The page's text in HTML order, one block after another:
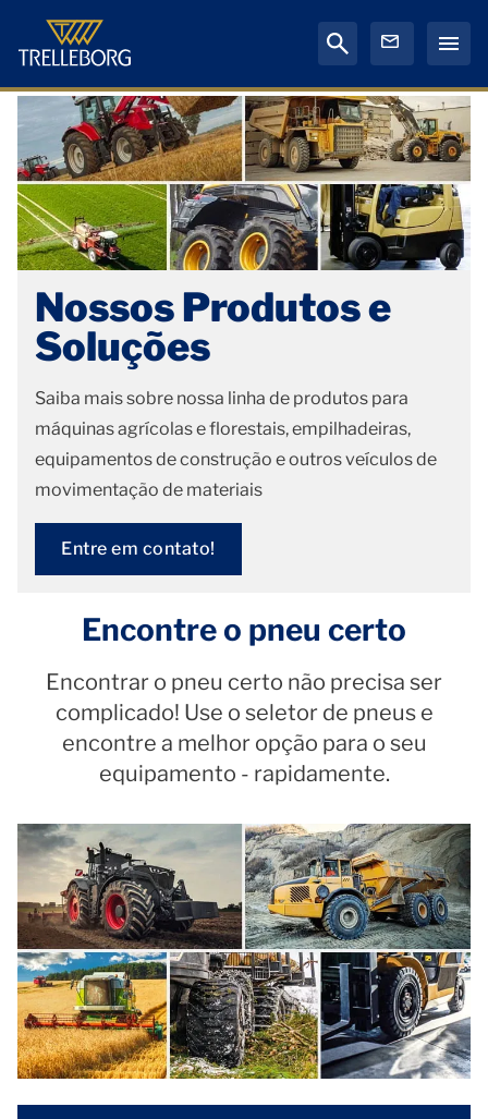
Nossos Produtos e
Soluções
Saiba mais sobre nossa linha de produtos para
máquinas agrícolas e florestais, empilhadeiras,
equipamentos de construção e outros veículos de
movimentação de materiais
Entre em contato!
Encontre o pneu certo
Encontrar o pneu certo não precisa ser
complicado! Use o seletor de pneus e
encontre a melhor opção para o seu
equipamento - rapidamente.